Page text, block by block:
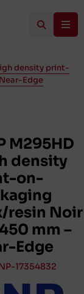
density print-
Edge
M295HD
density
on-
resin Noir
mm –
Edge
17354832